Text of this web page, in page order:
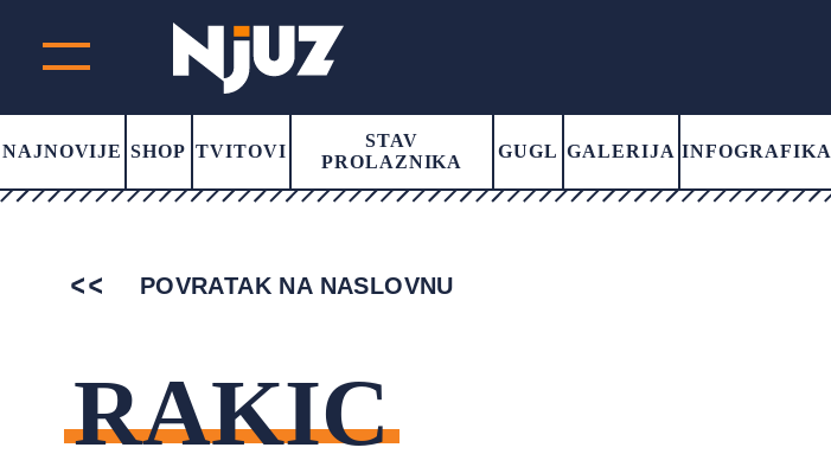
NAJNOVIJE SHOP TVITOVI
STAV
PROLAZNIKA
GUGL GALERIJA INFOGRAFIKA
POVRATAK NA NASLOVNU
RAKIC